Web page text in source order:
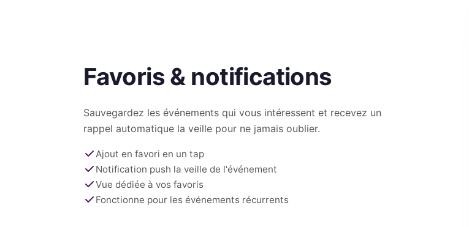
Favoris & notifications
Sauvegardez les événements qui vous intéressent et recevez un
rappel automatique la veille pour ne jamais oublier.
Ajout en favori en un tap
Notification push la veille de l'événement
Vue dédiée à vos favoris
Fonctionne pour les événements récurrents